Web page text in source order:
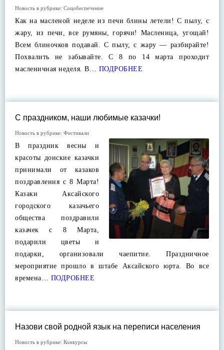
Новость в рубрике: Соцобеспечение
Как на масленой неделе из печи блины летели! С пылу, с
жару, из печи, все румяны, горячи! Масленица, угощай!
Всем блиночков подавай. С пылу, с жару — разбирайте!
Похвалить не забывайте. С 8 по 14 марта проходит
масленичная неделя. В… ПОДРОБНЕЕ
С праздником, наши любимые казачки!
Новость в рубрике: Фестивали
В праздник весны и
красоты донские казачки
принимали от казаков
поздравления с 8 Марта!
Казаки Аксайского
городского казачьего
общества поздравили
казачек с 8 Марта,
подарили цветы и
подарки, организовали чаепитие. Праздничное
мероприятие прошло в штабе Аксайского юрта. Во все
времена… ПОДРОБНЕЕ
Назови свой родной язык на переписи населения
Новость в рубрике: Конкурсы